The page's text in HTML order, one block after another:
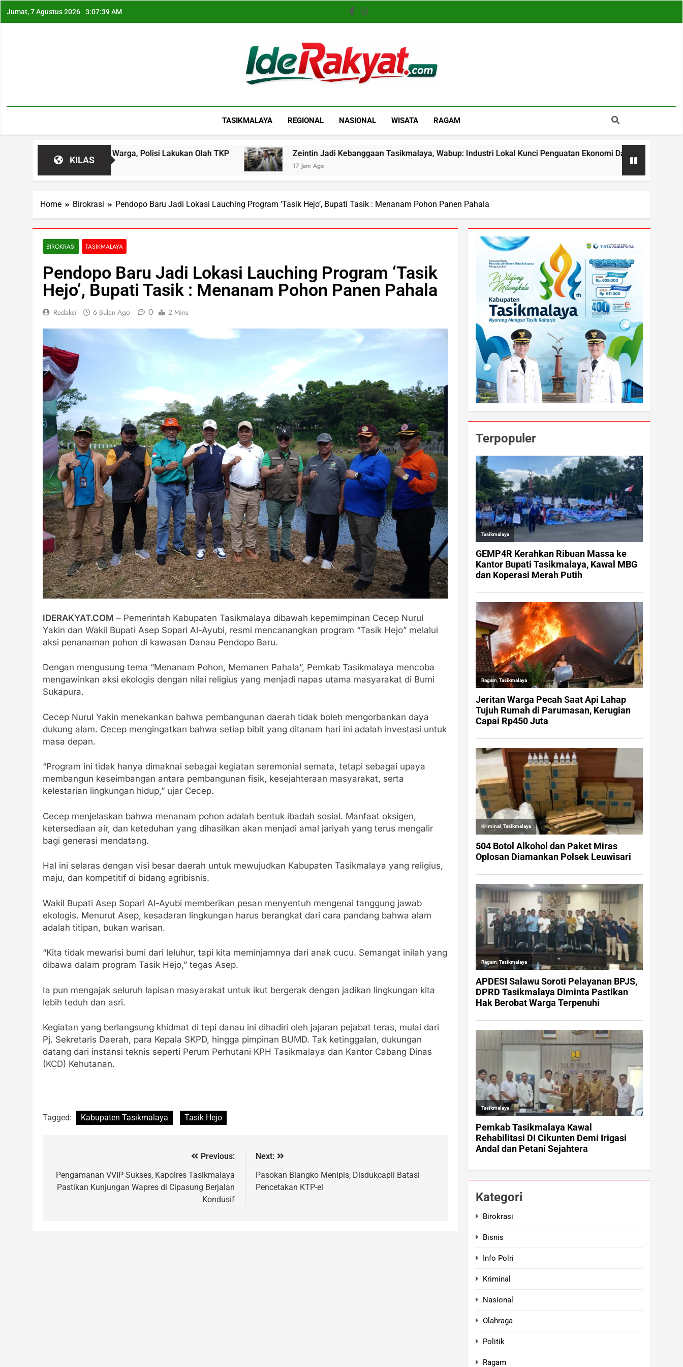
Jumat, 7 Agustus 2026 3:07:40 AM
Iderakyat.com
TASIKMALAYA REGIONAL NASIONAL WISATA RAGAM
KILAS
Hebohkan Warga, Polisi Lakukan Olah TKP Zeintin Jadi Kebanggaan Tasikmalaya, Wabup: Industri Lokal Kunci Penguatan Ekonomi Daerah
17 Jam Ago
Home Birokrasi Pendopo Baru Jadi Lokasi Lauching Program ‘Tasik Hejo’, Bupati Tasik : Menanam Pohon Panen Pahala
BIROKRASI TASIKMALAYA
Pendopo Baru Jadi Lokasi Lauching Program ‘Tasik
Hejo’, Bupati Tasik : Menanam Pohon Panen Pahala
Redaksi 6 Bulan Ago 0 2 Mins
IDERAKYAT.COM – Pemerintah Kabupaten Tasikmalaya dibawah kepemimpinan Cecep Nurul
Yakin dan Wakil Bupati Asep Sopari Al-Ayubi, resmi mencanangkan program “Tasik Hejo” melalui
aksi penanaman pohon di kawasan Danau Pendopo Baru.
Dengan mengusung tema “Menanam Pohon, Memanen Pahala”, Pemkab Tasikmalaya mencoba
mengawinkan aksi ekologis dengan nilai religius yang menjadi napas utama masyarakat di Bumi
Sukapura.
Cecep Nurul Yakin menekankan bahwa pembangunan daerah tidak boleh mengorbankan daya
dukung alam. Cecep mengingatkan bahwa setiap bibit yang ditanam hari ini adalah investasi untuk
masa depan.
“Program ini tidak hanya dimaknai sebagai kegiatan seremonial semata, tetapi sebagai upaya
membangun keseimbangan antara pembangunan fisik, kesejahteraan masyarakat, serta
kelestarian lingkungan hidup,” ujar Cecep.
Cecep menjelaskan bahwa menanam pohon adalah bentuk ibadah sosial. Manfaat oksigen,
ketersediaan air, dan keteduhan yang dihasilkan akan menjadi amal jariyah yang terus mengalir
bagi generasi mendatang.
Hal ini selaras dengan visi besar daerah untuk mewujudkan Kabupaten Tasikmalaya yang religius,
maju, dan kompetitif di bidang agribisnis.
Wakil Bupati Asep Sopari Al-Ayubi memberikan pesan menyentuh mengenai tanggung jawab
ekologis. Menurut Asep, kesadaran lingkungan harus berangkat dari cara pandang bahwa alam
adalah titipan, bukan warisan.
“Kita tidak mewarisi bumi dari leluhur, tapi kita meminjamnya dari anak cucu. Semangat inilah yang
dibawa dalam program Tasik Hejo,” tegas Asep.
Ia pun mengajak seluruh lapisan masyarakat untuk ikut bergerak dengan jadikan lingkungan kita
lebih teduh dan asri.
Kegiatan yang berlangsung khidmat di tepi danau ini dihadiri oleh jajaran pejabat teras, mulai dari
Pj. Sekretaris Daerah, para Kepala SKPD, hingga pimpinan BUMD. Tak ketinggalan, dukungan
datang dari instansi teknis seperti Perum Perhutani KPH Tasikmalaya dan Kantor Cabang Dinas
(KCD) Kehutanan.
Tagged: Kabupaten Tasikmalaya Tasik Hejo
Previous:
Pengamanan VVIP Sukses, Kapolres Tasikmalaya
Pastikan Kunjungan Wapres di Cipasung Berjalan
Kondusif
Next:
Pasokan Blangko Menipis, Disdukcapil Batasi
Pencetakan KTP-el
Terpopuler
Kategori
Birokrasi
Bisnis
Info Polri
Kriminal
Nasional
Olahraga
Politik
Ragam